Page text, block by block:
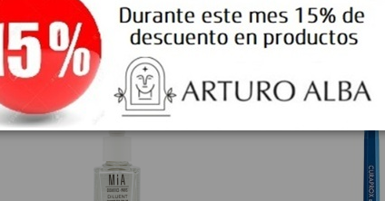
-10% -10%